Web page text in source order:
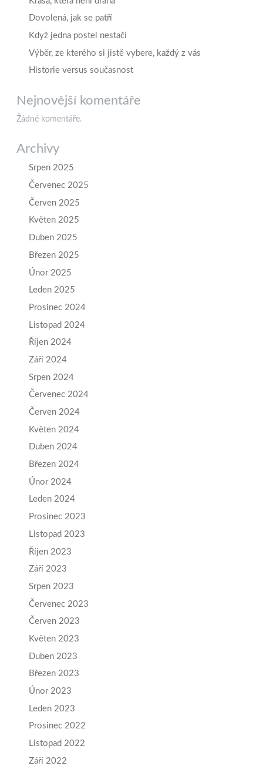
Dovolená, jak se patří
Když jedna postel nestačí
Výběr, ze kterého si jistě vybere, každý z vás
Historie versus současnost
Nejnovější komentáře
Žádné komentáře.
Archivy
Srpen 2025
Červenec 2025
Červen 2025
Květen 2025
Duben 2025
Březen 2025
Únor 2025
Leden 2025
Prosinec 2024
Listopad 2024
Říjen 2024
Září 2024
Srpen 2024
Červenec 2024
Červen 2024
Květen 2024
Duben 2024
Březen 2024
Únor 2024
Leden 2024
Prosinec 2023
Listopad 2023
Říjen 2023
Září 2023
Srpen 2023
Červenec 2023
Červen 2023
Květen 2023
Duben 2023
Březen 2023
Únor 2023
Leden 2023
Prosinec 2022
Listopad 2022
Září 2022